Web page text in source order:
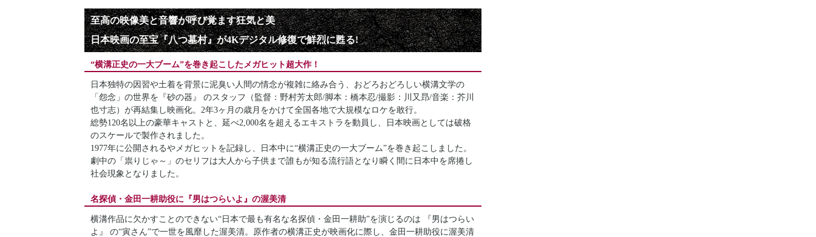
至高の映像美と音響が呼び覚ます狂気と美
日本映画の至宝『八つ墓村』が4Kデジタル修復で鮮烈に甦る!
“横溝正史の一大ブーム”を巻き起こしたメガヒット超大作！
日本独特の因習や土着を背景に泥臭い人間の情念が複雑に絡み合う、おどろおどろしい横溝文学の
「怨念」の世界を『砂の器』 のスタッフ（監督：野村芳太郎/脚本：橋本忍/撮影：川又昻/音楽：芥川
也寸志）が再結集し映画化。2年3ヶ月の歳月をかけて全国各地で大規模なロケを敢行。
総勢120名以上の豪華キャストと、延べ2,000名を超えるエキストラを動員し、日本映画としては破格
のスケールで製作されました。
1977年に公開されるやメガヒットを記録し、日本中に“横溝正史の一大ブーム”を巻き起こしました。
劇中の「祟りじゃ～」のセリフは大人から子供まで誰もが知る流行語となり瞬く間に日本中を席捲し
社会現象となりました。
名探偵・金田一耕助役に『男はつらいよ』の渥美清
横溝作品に欠かすことのできない“日本で最も有名な名探偵・金田一耕助”を演じるのは 『男はつらい
よ』 の“寅さん”で一世を風靡した渥美清。原作者の横溝正史が映画化に際し、金田一耕助役に渥美清